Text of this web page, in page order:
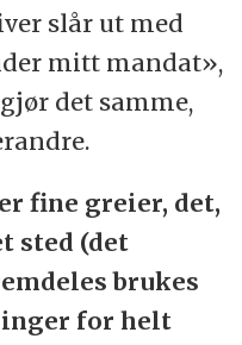
slår ut med
mitt mandat»,
det samme,
fine greier, det,
sted (det
brukes
for helt